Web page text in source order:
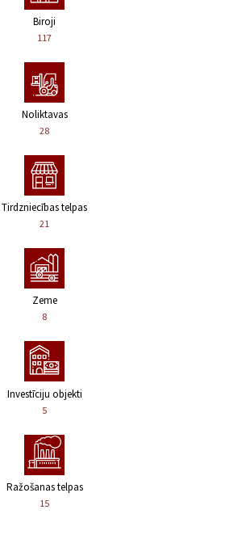
Biroji
117
Noliktavas
28
Tirdzniecības telpas
21
Zeme
8
Investīciju objekti
5
Ražošanas telpas
15